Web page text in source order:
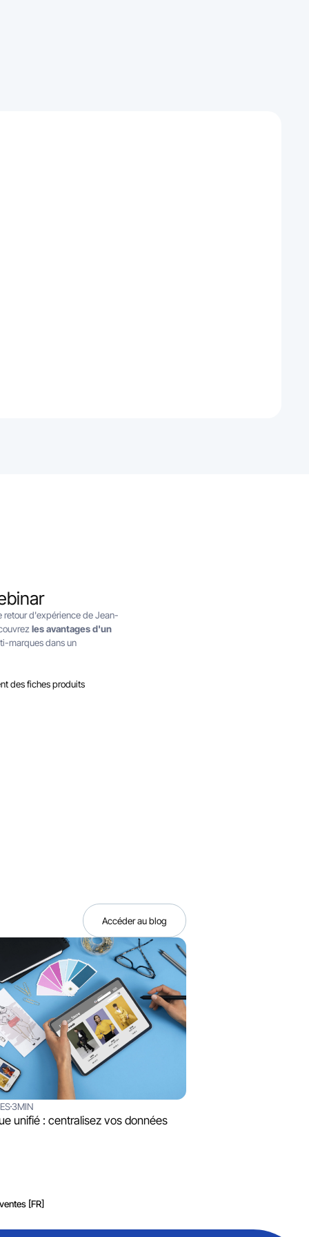
retour d'expérience de Jean-
les avantages d'un
marques dans un
des fiches produits
Accéder au blog
3MIN
unifié : centralisez vos données
[FR]